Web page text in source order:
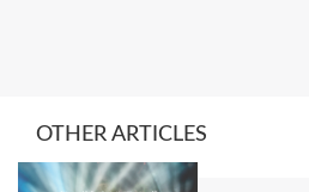
OTHER ARTICLES